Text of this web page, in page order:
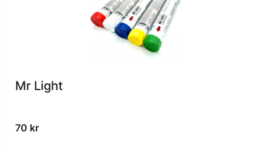
Mr Light
70 kr